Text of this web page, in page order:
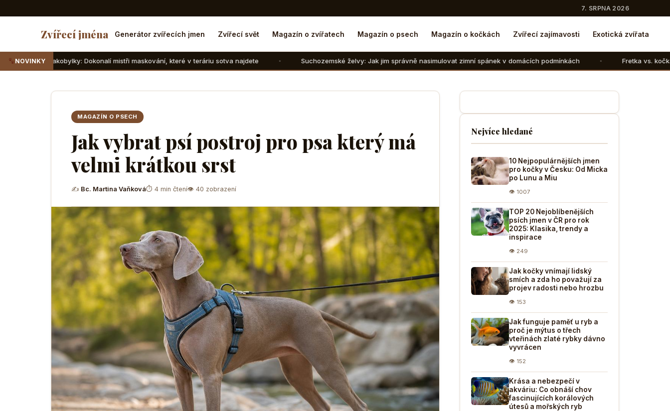
7. SRPNA 2026
Zvířecí jména Generátor zvířecích jmen Zvířecí svět Magazín o zvířatech Magazín o psech Magazín o kočkách Zvířecí zajímavosti Exotická zvířata
NOVINKY
Dokonalí mistři maskování, které v teráriu sotva najdete Suchozemské želvy: Jak jim správně nasimulovat zimní spánek v domácích podmínkách Fretka vs. kočka: V čem se liší
MAGAZÍN O PSECH
Jak vybrat psí postroj pro psa který má
velmi krátkou srst
✍ Bc. Martina Vaňková⏱ 4 min čtení👁 40 zobrazení
Nejvíce hledané
10 Nejpopulárnějších jmen
pro kočky v Česku: Od Micka
po Lunu a Miu
👁 1007
TOP 20 Nejoblíbenějších
psích jmen v ČR pro rok
2025: Klasika, trendy a
inspirace
👁 249
Jak kočky vnímají lidský
smích a zda ho považují za
projev radosti nebo hrozbu
👁 153
Jak funguje paměť u ryb a
proč je mýtus o třech
vteřinách zlaté rybky dávno
vyvrácen
👁 152
Krása a nebezpečí v
akváriu: Co obnáší chov
fascinujících korálových
útesů a mořských ryb